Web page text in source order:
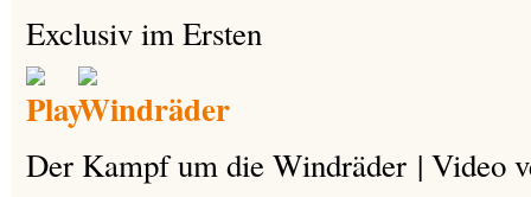
Exclusiv im Ersten
Der Kampf um die Windräder | Video